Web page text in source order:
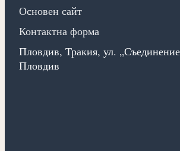
Основен сайт
Контактна форма
Пловдив, Тракия, ул.
Пловдив